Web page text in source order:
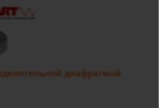
диафрагмой